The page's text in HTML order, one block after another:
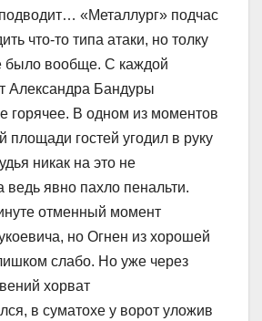
«Металлург» подчас
что-то типа атаки, но толку
было вообще. С каждой
Александра Бандуры
горячее. В одном из моментов
гостей угодил в руку
никак на это не
ведь явно пахло пенальти.
отменный момент
но Огнен из хорошей
слабо. Но уже через
хорват
в суматохе у ворот уложив